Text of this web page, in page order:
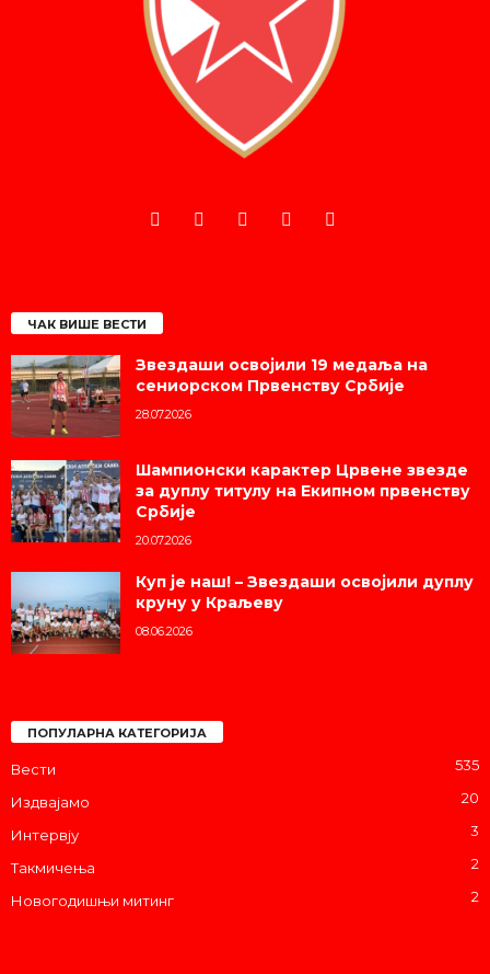
ЧАК ВИШЕ ВЕСТИ
Звездаши освојили 19 медаља на
сениорском Првенству Србије
28.07.2026
Шампионски карактер Црвене звезде
за дуплу титулу на Екипном првенству
Србије
20.07.2026
Куп је наш! – Звездаши освојили дуплу
круну у Краљеву
08.06.2026
ПОПУЛАРНА КАТЕГОРИЈА
Вести 535
Издвајамо 20
Интервју 3
Такмичења 2
Новогодишњи митинг 2